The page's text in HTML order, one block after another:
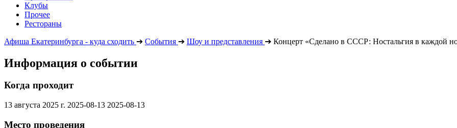
Клубы
Прочее
Рестораны
Афиша Екатеринбурга - куда сходить ➔ События ➔ Шоу и представления ➔ Концерт «Сделано в СССР: Ностальгия в каждой
Информация о событии
Когда проходит
13 августа 2025 г. 2025-08-13 2025-08-13
Место проведения